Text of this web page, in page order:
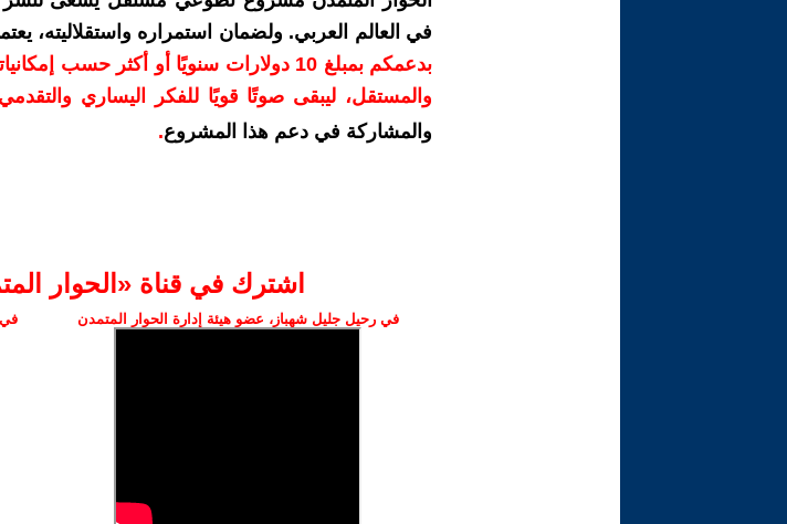
في العالم العربي. ولضمان استمراره واستقلاليته،
بدعمكم بمبلغ 10 دولارات سنويًا أو أكثر
والمستقل، ليبقى صوتًا قويًا للفكر اليساري والتقدمي
والمشاركة في دعم هذا المشروع.
اشترك في قناة ‫«الحوار
في رحيل جليل شهباز، عضو هيئة إدارة الحوار المتمدن